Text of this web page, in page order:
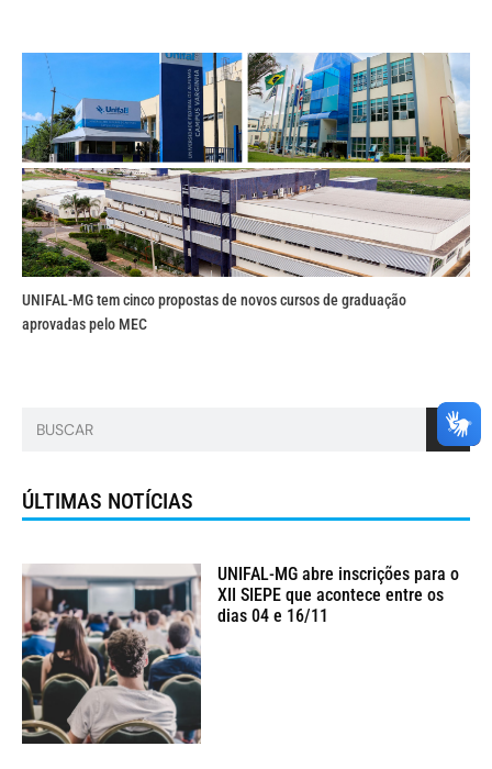
UNIFAL-MG tem cinco propostas de novos cursos de graduação
aprovadas pelo MEC
ÚLTIMAS NOTÍCIAS
UNIFAL-MG abre inscrições para o
XII SIEPE que acontece entre os
dias 04 e 16/11